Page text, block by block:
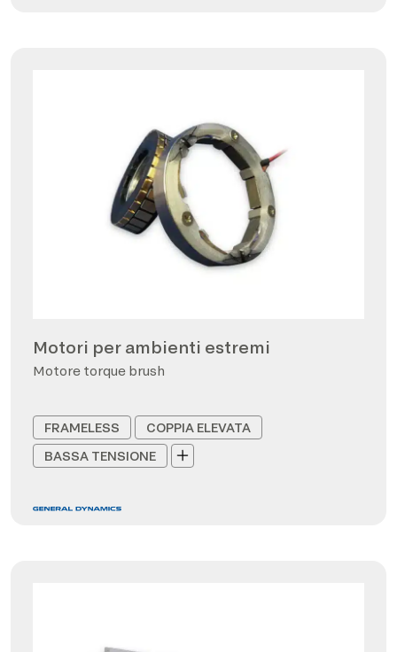
Motori per ambienti estremi
Motore torque brush
FRAMELESS
COPPIA ELEVATA
BASSA TENSIONE